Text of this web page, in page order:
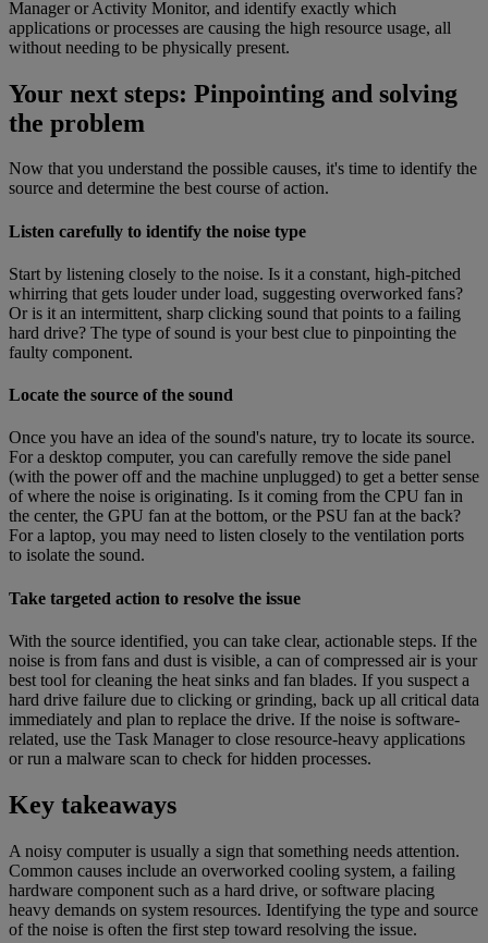
Manager or Activity Monitor, and identify exactly which
applications or processes are causing the high resource usage, all
without needing to be physically present.
Your next steps: Pinpointing and solving
the problem
Now that you understand the possible causes, it's time to identify the
source and determine the best course of action.
Listen carefully to identify the noise type
Start by listening closely to the noise. Is it a constant, high-pitched
whirring that gets louder under load, suggesting overworked fans?
Or is it an intermittent, sharp clicking sound that points to a failing
hard drive? The type of sound is your best clue to pinpointing the
faulty component.
Locate the source of the sound
Once you have an idea of the sound's nature, try to locate its source.
For a desktop computer, you can carefully remove the side panel
(with the power off and the machine unplugged) to get a better sense
of where the noise is originating. Is it coming from the CPU fan in
the center, the GPU fan at the bottom, or the PSU fan at the back?
For a laptop, you may need to listen closely to the ventilation ports
to isolate the sound.
Take targeted action to resolve the issue
With the source identified, you can take clear, actionable steps. If the
noise is from fans and dust is visible, a can of compressed air is your
best tool for cleaning the heat sinks and fan blades. If you suspect a
hard drive failure due to clicking or grinding, back up all critical data
immediately and plan to replace the drive. If the noise is software-
related, use the Task Manager to close resource-heavy applications
or run a malware scan to check for hidden processes.
Key takeaways
A noisy computer is usually a sign that something needs attention.
Common causes include an overworked cooling system, a failing
hardware component such as a hard drive, or software placing
heavy demands on system resources. Identifying the type and source
of the noise is often the first step toward resolving the issue.